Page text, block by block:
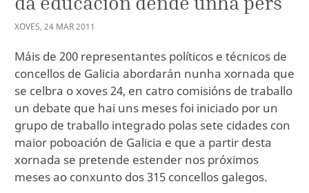
XOVES, 24 MAR2011
Máis de 200 representantes políticos e técnicos de
concellos de Galicia abordarán nunha xornada que
se celbra o xoves 24, en catro comisións de traballo
un debate que hai uns meses foi iniciado por un
grupo de traballo integrado polas sete cidades con
maior poboación de Galicia e que a partir desta
xornada se pretende estender nos próximos
meses ao conxunto dos 315 concellos galegos.